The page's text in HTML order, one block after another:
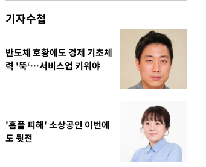
오세훈 서울시
환경 점검
기자수첩
반도체 호황에도 경제 기초체
력 '뚝‘…서비스업 키워야
'홈플 피해' 소상공인 이번에
도 뒷전